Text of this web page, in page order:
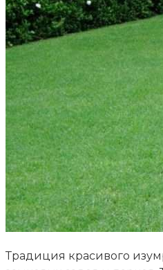
Традиция красивого